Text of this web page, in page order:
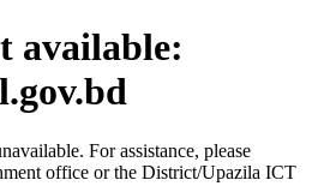
available:
For assistance, please
office or the District/Upazila ICT